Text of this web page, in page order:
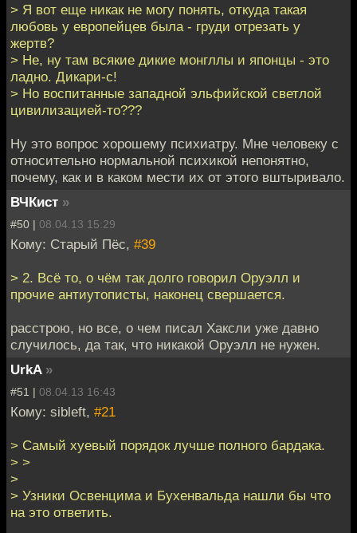
> Я вот еще никак не могу понять, откуда такая
любовь у европейцев была - груди отрезать у
жертв?
> Не, ну там всякие дикие монгллы и японцы - это
ладно. Дикари-с!
> Но воспитанные западной эльфийской светлой
цивилизацией-то???
Ну это вопрос хорошему психиатру. Мне человеку с
относительно нормальной психикой непонятно,
почему, как и в каком мести их от этого вштыривало.
ВЧКист »
#50 | 08.04.13 15:29
Кому: Старый Пёс, #39
> 2. Всё то, о чём так долго говорил Оруэлл и
прочие антиутописты, наконец свершается.
расстрою, но все, о чем писал Хаксли уже давно
случилось, да так, что никакой Оруэлл не нужен.
UrkA »
#51 | 08.04.13 16:43
Кому: sibleft, #21
> Самый хуевый порядок лучше полного бардака.
> >
>
> Узники Освенцима и Бухенвальда нашли бы что
на это ответить.